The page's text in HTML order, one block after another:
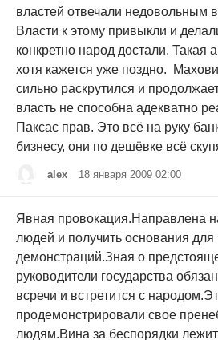
властей отвечали недовольным
Власти к этому привыкли и
конкретно народ достали. Такая
хотя кажется уже поздно.
сильно раскрутился и
власть не способна адекватно
Паксас прав. Это всё на руку
бизнесу, они по дешёвке всё
alex 18 января 2009 02:00
Явная провокация.Направлена
людей и получить основания для
демонстраций.Зная о
руководители государства
всречи и встретится с
продемонстрировали свое
людям.Вина за беспорядки